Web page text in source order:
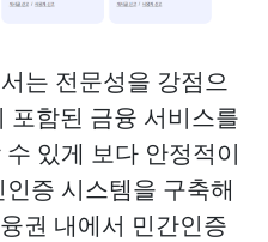
는 전문성을 강점으
포함된 금융 서비스를
있게 보다 안정적이
증 시스템을 구축해
권 내에서 민간인증